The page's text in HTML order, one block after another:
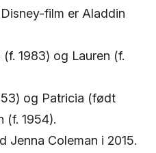
film er Aladdin
1983) og Lauren (f.
og Patricia (født
(f. 1954).
Jenna Coleman i 2015.